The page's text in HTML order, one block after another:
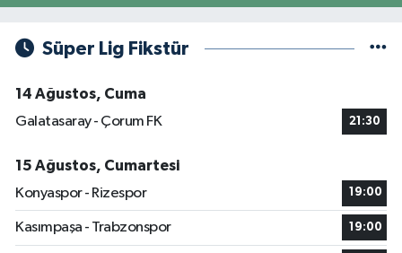
Süper Lig Fikstür
14 Ağustos, Cuma
Galatasaray - Çorum FK
21:30
15 Ağustos, Cumartesi
Konyaspor - Rizespor
19:00
Kasımpaşa - Trabzonspor 19:00